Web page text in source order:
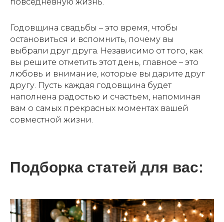
Годовщина свадьбы – это время, чтобы
остановиться и вспомнить, почему вы
выбрали друг друга. Независимо от того, как
вы решите отметить этот день, главное – это
любовь и внимание, которые вы дарите друг
другу. Пусть каждая годовщина будет
наполнена радостью и счастьем, напоминая
вам о самых прекрасных моментах вашей
совместной жизни.
Подборка статей для вас:
КОКТЕЙЛИ, ЛИМОНАДЫ
И НАПИТКИ НА ВАШЕ
МЕРОПРИЯТИЕ
подробнее